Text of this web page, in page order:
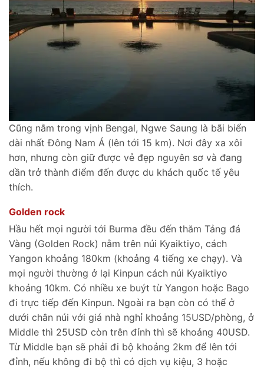
Cũng nằm trong vịnh Bengal, Ngwe Saung là bãi biển
dài nhất Đông Nam Á (lên tới 15 km). Nơi đây xa xôi
hơn, nhưng còn giữ được vẻ đẹp nguyên sơ và đang
dần trở thành điểm đến được du khách quốc tế yêu
thích.
Golden rock
Hầu hết mọi người tới Burma đều đến thăm Tảng đá
Vàng (Golden Rock) nằm trên núi Kyaiktiyo, cách
Yangon khoảng 180km (khoảng 4 tiếng xe chạy). Và
mọi người thường ở lại Kinpun cách núi Kyaiktiyo
khoảng 10km. Có nhiều xe buýt từ Yangon hoặc Bago
đi trực tiếp đến Kinpun. Ngoài ra bạn còn có thể ở
dưới chân núi với giá nhà nghỉ khoảng 15USD/phòng, ở
Middle thì 25USD còn trên đỉnh thì sẽ khoảng 40USD.
Từ Middle bạn sẽ phải đi bộ khoảng 2km để lên tới
đỉnh, nếu không đi bộ thì có dịch vụ kiệu, 3 hoặc